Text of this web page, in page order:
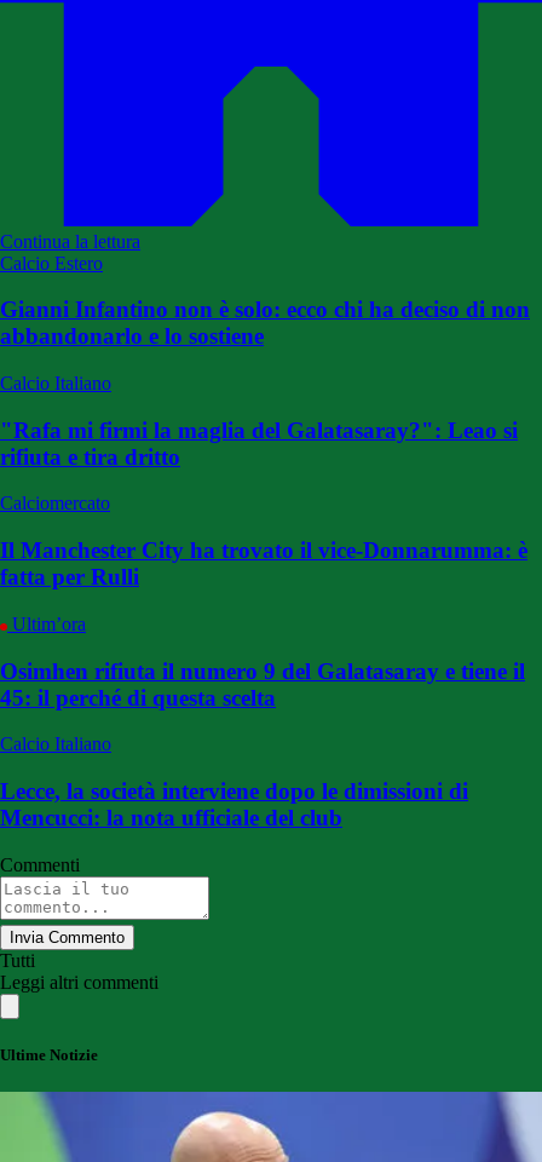
Continua la lettura
Calcio Estero
Gianni Infantino non è solo: ecco chi ha deciso di non
abbandonarlo e lo sostiene
Calcio Italiano
"Rafa mi firmi la maglia del Galatasaray?": Leao si
rifiuta e tira dritto
Calciomercato
Il Manchester City ha trovato il vice-Donnarumma: è
fatta per Rulli
Ultim’ora
Osimhen rifiuta il numero 9 del Galatasaray e tiene il
45: il perché di questa scelta
Calcio Italiano
Lecce, la società interviene dopo le dimissioni di
Mencucci: la nota ufficiale del club
Commenti
Invia Commento
Tutti
Leggi altri commenti
Ultime Notizie